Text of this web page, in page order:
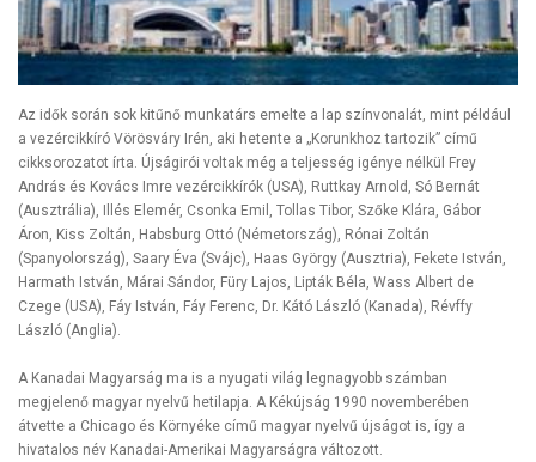
Az idők során sok kitűnő munkatárs emelte a lap színvonalát, mint például
a vezércikkíró Vörösváry Irén, aki hetente a „Korunkhoz tartozik” című
cikksorozatot írta. Újságirói voltak még a teljesség igénye nélkül Frey
András és Kovács Imre vezércikkírók (USA), Ruttkay Arnold, Só Bernát
(Ausztrália), Illés Elemér, Csonka Emil, Tollas Tibor, Szőke Klára, Gábor
Áron, Kiss Zoltán, Habsburg Ottó (Németország), Rónai Zoltán
(Spanyolország), Saary Éva (Svájc), Haas György (Ausztria), Fekete István,
Harmath István, Márai Sándor, Füry Lajos, Lipták Béla, Wass Albert de
Czege (USA), Fáy István, Fáy Ferenc, Dr. Kátó László (Kanada), Révffy
László (Anglia).
A Kanadai Magyarság ma is a nyugati világ legnagyobb számban
megjelenő magyar nyelvű hetilapja. A Kékújság 1990 novemberében
átvette a Chicago és Környéke című magyar nyelvű újságot is, így a
hivatalos név Kanadai-Amerikai Magyarságra változott.